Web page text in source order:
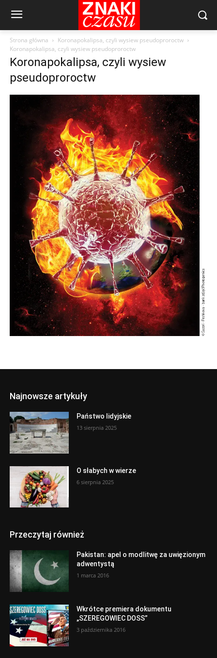
Strona główna
Koronapokalipsa, czyli wysiew pseudoproroctw
Koronapokalipsa, czyli wysiew pseudoproroctw
Koronapokalipsa, czyli wysiew
pseudoproroctw
Najnowsze artykuły
Państwo lidyjskie
13 sierpnia 2025
O słabych w wierze
6 sierpnia 2025
Przeczytaj również
Pakistan: apel o modlitwę za uwięzionym
adwentystą
1 marca 2016
Wkrótce premiera dokumentu
„SZEREGOWIEC DOSS”
3 października 2016